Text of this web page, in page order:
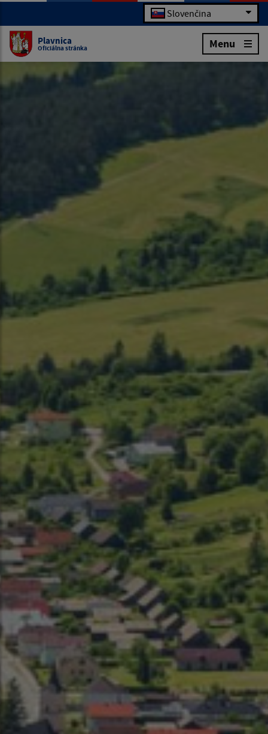
Slovenčina
Plavnica
Oficiálna stránka Menu